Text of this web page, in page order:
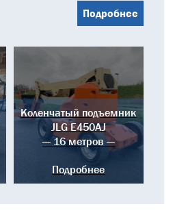
Подробнее
Коленчатый подъемник
JLG E450AJ
--- 16 метров ---
Подробнее